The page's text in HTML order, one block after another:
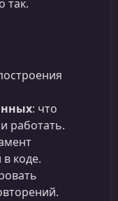
так.
: что
работать.
коде.